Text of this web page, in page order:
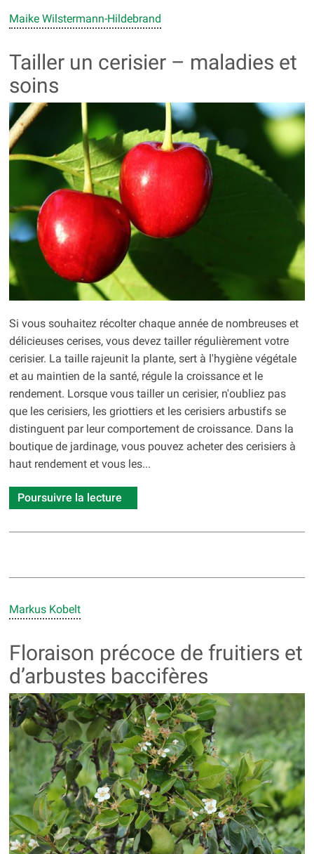
Maike Wilstermann-Hildebrand
Tailler un cerisier – maladies et
soins
Si vous souhaitez récolter chaque année de nombreuses et
délicieuses cerises, vous devez tailler régulièrement votre
cerisier. La taille rajeunit la plante, sert à l'hygiène végétale
et au maintien de la santé, régule la croissance et le
rendement. Lorsque vous tailler un cerisier, n'oubliez pas
que les cerisiers, les griottiers et les cerisiers arbustifs se
distinguent par leur comportement de croissance. Dans la
boutique de jardinage, vous pouvez acheter des cerisiers à
haut rendement et vous les...
Poursuivre la lecture
Markus Kobelt
Floraison précoce de fruitiers et
d’arbustes baccifères